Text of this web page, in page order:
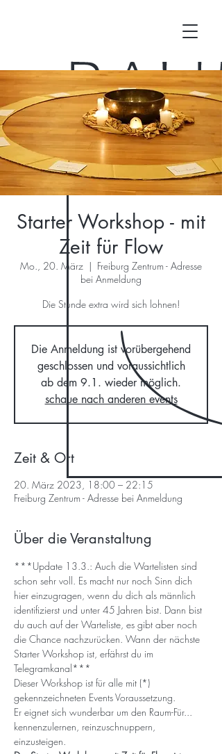
Starter Workshop - mit
Zeit für Flow
Mo., 20. März
  |
Freiburg Zentrum - Adresse
bei Anmeldung
Die Stunde extra wird sich lohnen!
Die Anmeldung ist vorübergehend
geschlossen und voraussichtlich
ab dem 9.1. wieder möglich.
schaue nach anderen events
Zeit & Ort
20. März 2023, 18:00 – 22:15
Freiburg Zentrum - Adresse bei Anmeldung
Über die Veranstaltung
***Update 13.3.: Auch die Wartelisten sind
schon sehr voll. Es macht nur noch Sinn dich
hier einzugragen, wenn du dich als männlich
identifizierst und unter 45 Jahren bist. Dann bist
du auch auf der Warteliste, es gibt aber noch
die Chance nachzurücken. Wann der nächste
Starter Workshop ist, erfährst du im
Telegramkanal***
Dieser Workshop ist für alle mit (*)
gekennzeichneten Events Voraussetzung.
Er eignet sich wunderbar um den Raum-Für...
kennenzulernen, reinzuschnuppern,
einzusteigen.